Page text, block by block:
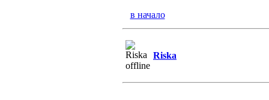
в начало
Riska